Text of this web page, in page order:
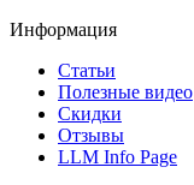
Информация
Статьи
Полезные видео
Скидки
Отзывы
LLM Info Page